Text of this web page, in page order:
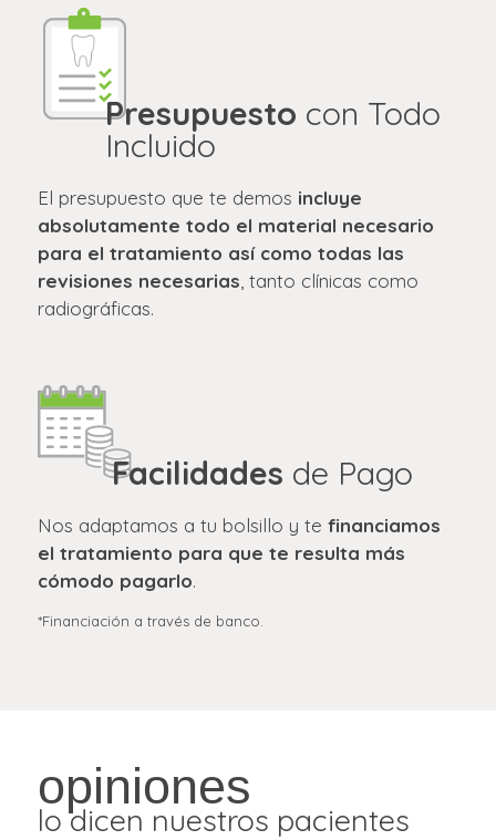
Presupuesto con Todo
Incluido
El presupuesto que te demos incluye
absolutamente todo el material necesario
para el tratamiento así como todas las
revisiones necesarias, tanto clínicas como
radiográficas.
Facilidades de Pago
Nos adaptamos a tu bolsillo y te financiamos
el tratamiento para que te resulta más
cómodo pagarlo.
*Financiación a través de banco.
opiniones
lo dicen nuestros pacientes